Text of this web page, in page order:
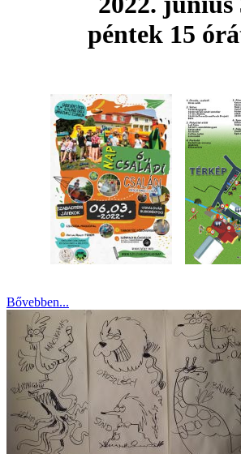
péntek 15
Bővebben...